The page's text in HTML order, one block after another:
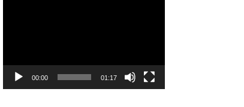
00:00 01:17